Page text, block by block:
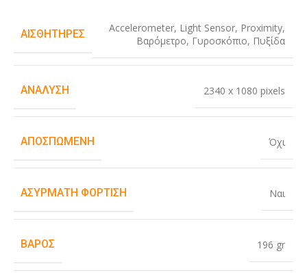
ΑΙΣΘΗΤΉΡΕΣ Accelerometer, Light Sensor, Proximity,
Βαρόμετρο, Γυροσκόπιο, Πυξίδα
ΑΝΆΛΥΣΗ 2340 x 1080 pixels
ΑΠΟΣΠΏΜΕΝΗ Όχι
ΑΣΎΡΜΑΤΗ ΦΌΡΤΙΣΗ Ναι
ΒΆΡΟΣ 196 gr